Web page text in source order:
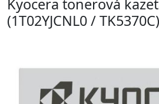
Kyocera tonerová
(1T02YJCNL0 / TK5370C)